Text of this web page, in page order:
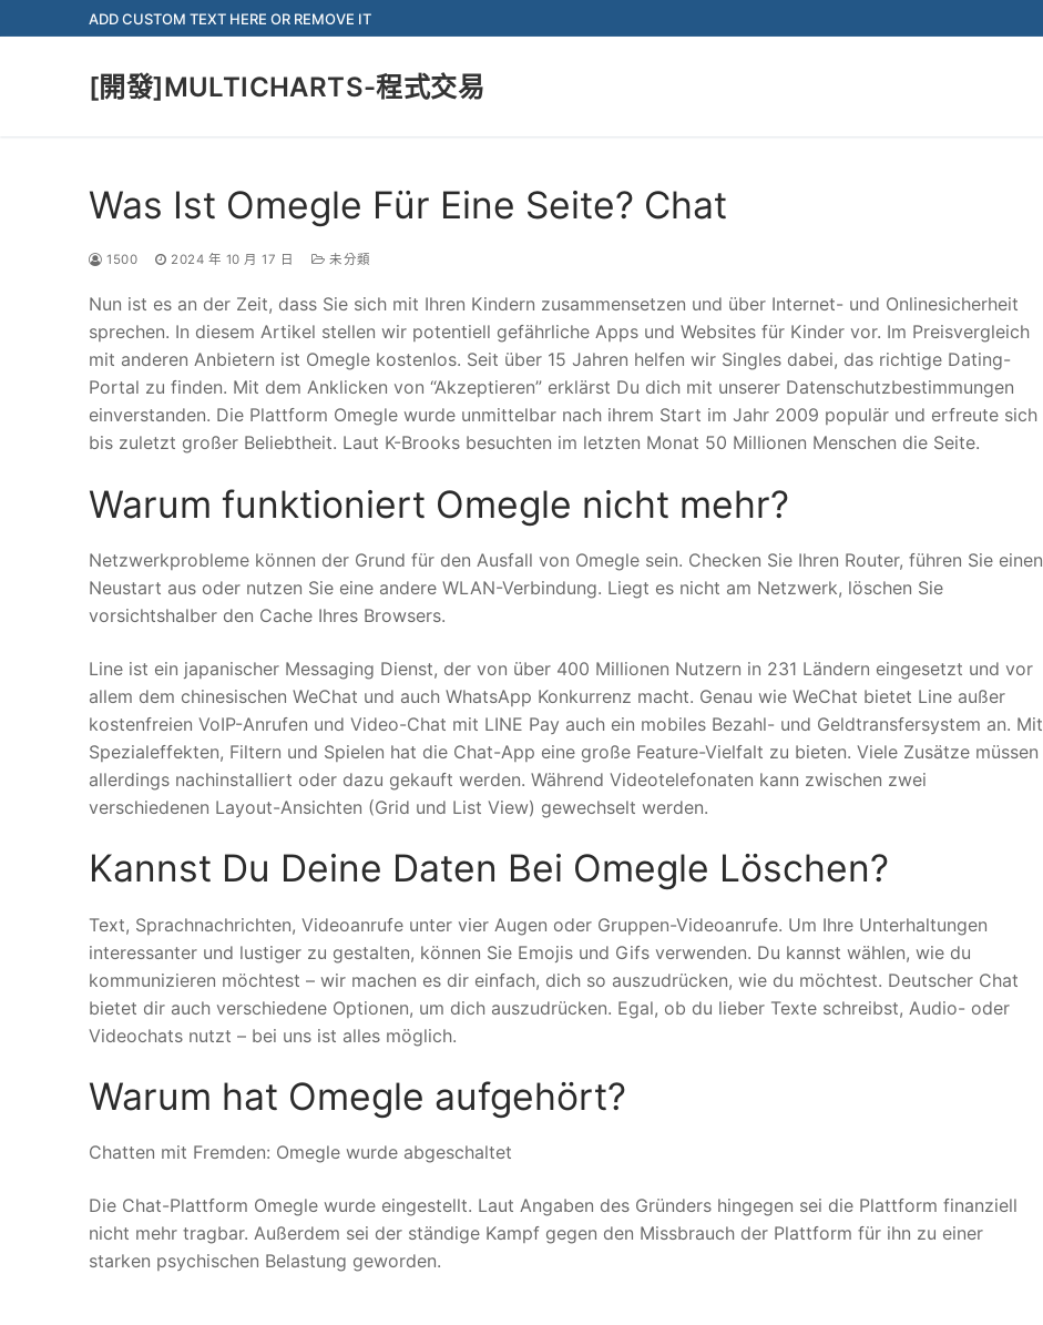
to
ADD CUSTOM TEXT HERE OR REMOVE IT
[開發]MULTICHARTS-程式交易
Was Ist Omegle Für Eine Seite? Chat
1500 2024 年 10 月 17 日 未分類
Nun ist es an der Zeit, dass Sie sich mit Ihren Kindern zusammensetzen und über Internet- und Onlinesicherheit
sprechen. In diesem Artikel stellen wir potentiell gefährliche Apps und Websites für Kinder vor. Im Preisvergleich
mit anderen Anbietern ist Omegle kostenlos. Seit über 15 Jahren helfen wir Singles dabei, das richtige Dating-
Portal zu finden. Mit dem Anklicken von “Akzeptieren” erklärst Du dich mit unserer Datenschutzbestimmungen
einverstanden. Die Plattform Omegle wurde unmittelbar nach ihrem Start im Jahr 2009 populär und erfreute sich
bis zuletzt großer Beliebtheit. Laut K-Brooks besuchten im letzten Monat 50 Millionen Menschen die Seite.
Warum funktioniert Omegle nicht mehr?
Netzwerkprobleme können der Grund für den Ausfall von Omegle sein. Checken Sie Ihren Router, führen Sie einen
Neustart aus oder nutzen Sie eine andere WLAN-Verbindung. Liegt es nicht am Netzwerk, löschen Sie
vorsichtshalber den Cache Ihres Browsers.
Line ist ein japanischer Messaging Dienst, der von über 400 Millionen Nutzern in 231 Ländern eingesetzt und vor
allem dem chinesischen WeChat und auch WhatsApp Konkurrenz macht. Genau wie WeChat bietet Line außer
kostenfreien VoIP-Anrufen und Video-Chat mit LINE Pay auch ein mobiles Bezahl- und Geldtransfersystem an. Mit
Spezialeffekten, Filtern und Spielen hat die Chat-App eine große Feature-Vielfalt zu bieten. Viele Zusätze müssen
allerdings nachinstalliert oder dazu gekauft werden. Während Videotelefonaten kann zwischen zwei
verschiedenen Layout-Ansichten (Grid und List View) gewechselt werden.
Kannst Du Deine Daten Bei Omegle Löschen?
Text, Sprachnachrichten, Videoanrufe unter vier Augen oder Gruppen-Videoanrufe. Um Ihre Unterhaltungen
interessanter und lustiger zu gestalten, können Sie Emojis und Gifs verwenden. Du kannst wählen, wie du
kommunizieren möchtest – wir machen es dir einfach, dich so auszudrücken, wie du möchtest. Deutscher Chat
bietet dir auch verschiedene Optionen, um dich auszudrücken. Egal, ob du lieber Texte schreibst, Audio- oder
Videochats nutzt – bei uns ist alles möglich.
Warum hat Omegle aufgehört?
Chatten mit Fremden: Omegle wurde abgeschaltet
Die Chat-Plattform Omegle wurde eingestellt. Laut Angaben des Gründers hingegen sei die Plattform finanziell
nicht mehr tragbar. Außerdem sei der ständige Kampf gegen den Missbrauch der Plattform für ihn zu einer
starken psychischen Belastung geworden.